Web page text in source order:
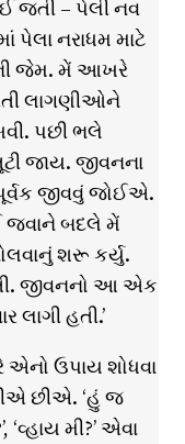
જતી – પેલી નવ
પેલા નરાધમ માટે
જેમ. મેં આખરે
લાગણીઓને
પછી ભલે
જાય. જીવનના
જીવવું જોઈએ.
બદલે મેં
શરૂ કર્યુ.
જીવનનો આ એક
લાગી હતી.’
ઉપાય શોધવા
છીએ. ‘હું જ
મી?’ એવા